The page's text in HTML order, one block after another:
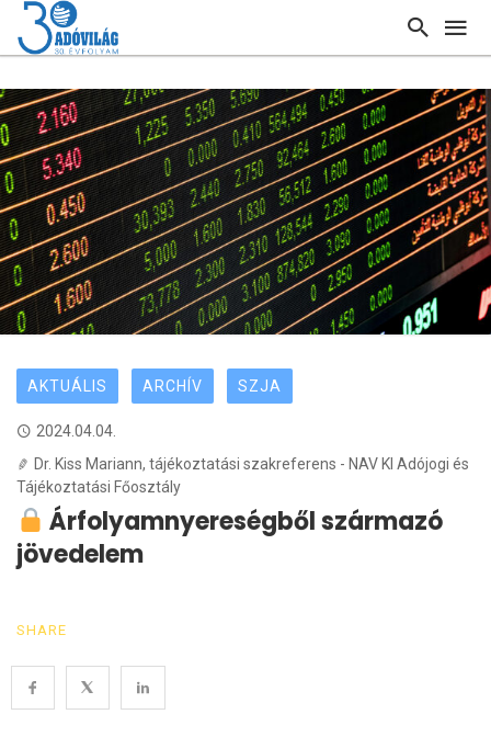
AKTUÁLIS ARCHÍV SZJA
2024.04.04.
Dr. Kiss Mariann, tájékoztatási szakreferens - NAV KI Adójogi és
Tájékoztatási Főosztály
Árfolyamnyereségből származó
jövedelem
SHARE